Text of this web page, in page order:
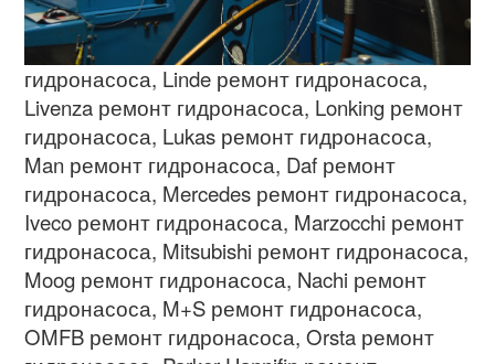
гидронасоса, Linde ремонт гидронасоса,
Livenza ремонт гидронасоса, Lonking ремонт
гидронасоса, Lukas ремонт гидронасоса,
Man ремонт гидронасоса, Daf ремонт
гидронасоса, Mercedes ремонт гидронасоса,
Iveco ремонт гидронасоса, Marzocchi ремонт
гидронасоса, Mitsubishi ремонт гидронасоса,
Moog ремонт гидронасоса, Nachi ремонт
гидронасоса, M+S ремонт гидронасоса,
OMFB ремонт гидронасоса, Orsta ремонт